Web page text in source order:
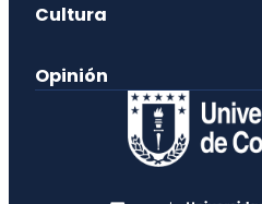
Cultura
Opinión